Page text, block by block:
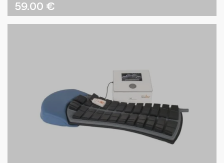
59.00 €